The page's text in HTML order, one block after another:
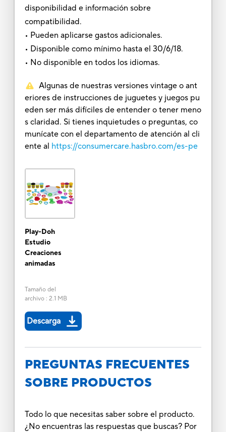
disponibilidad e información sobre
compatibilidad.
• Pueden aplicarse gastos adicionales.
• Disponible como mínimo hasta el 30/6/18.
• No disponible en todos los idiomas.
Algunas de nuestras versiones vintage o ant
eriores de instrucciones de juguetes y juegos pu
eden ser más difíciles de entender o tener meno
s claridad. Si tienes inquietudes o preguntas, co
munícate con el departamento de atención al cli
ente al https://consumercare.hasbro.com/es-pe
Play-Doh
Estudio
Creaciones
animadas
Tamaño del
archivo: 2.1 MB
Descarga
PREGUNTAS FRECUENTES
SOBRE PRODUCTOS
Todo lo que necesitas saber sobre el producto.
¿No encuentras las respuestas que buscas? Por